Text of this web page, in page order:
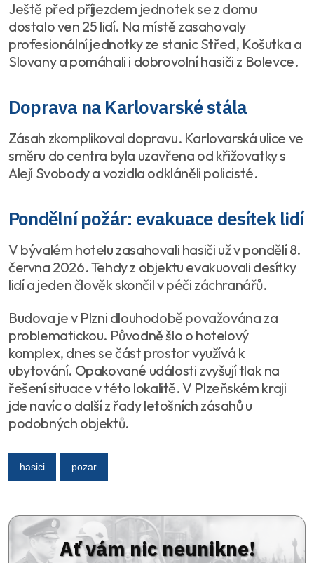
Ještě před příjezdem jednotek se z domu
dostalo ven 25 lidí. Na místě zasahovaly
profesionální jednotky ze stanic Střed, Košutka a
Slovany a pomáhali i dobrovolní hasiči z Bolevce.
Doprava na Karlovarské stála
Zásah zkomplikoval dopravu. Karlovarská ulice ve
směru do centra byla uzavřena od křižovatky s
Alejí Svobody a vozidla odkláněli policisté.
Pondělní požár: evakuace desítek lidí
V bývalém hotelu zasahovali hasiči už v pondělí 8.
června 2026. Tehdy z objektu evakuovali desítky
lidí a jeden člověk skončil v péči záchranářů.
Budova je v Plzni dlouhodobě považována za
problematickou. Původně šlo o hotelový
komplex, dnes se část prostor využívá k
ubytování. Opakované události zvyšují tlak na
řešení situace v této lokalitě. V Plzeňském kraji
jde navíc o další z řady letošních zásahů u
podobných objektů.
hasici pozar
Ať vám nic neunikne!